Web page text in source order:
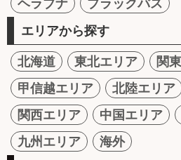
エリアから探す
北海道 東北エリア
関
甲信越エリア
北陸エリア
関西エリア
中国エリア
九州エリア
海外